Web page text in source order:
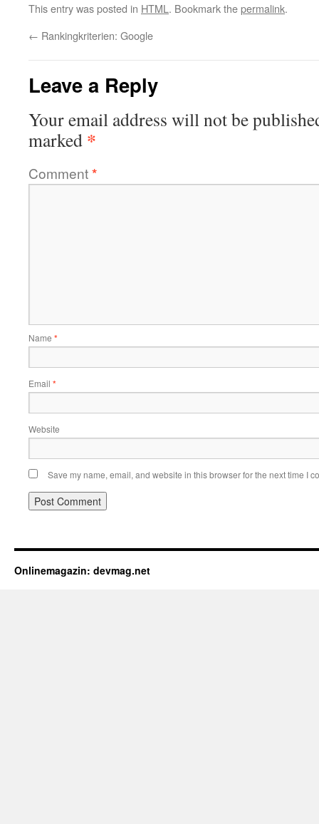
This entry was posted in HTML . Bookmark thepermalink.
← Rankingkriterien: Google
Leave a Reply
Your email address will not be
marked *
Comment*
Name *
Email *
Website
Save my name, email, and website in this browser for the next time I
Onlinemagazin: devmag.net